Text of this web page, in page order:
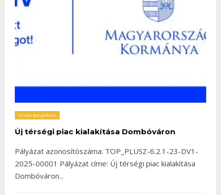
Uniós projektek
Új térségi piac kialakítása Dombóváron
Pályázat azonosítószáma: TOP_PLUSZ-6.2.1-23-DV1-
2025-00001 Pályázat címe: Új térségi piac kialakítása
Dombóváron...